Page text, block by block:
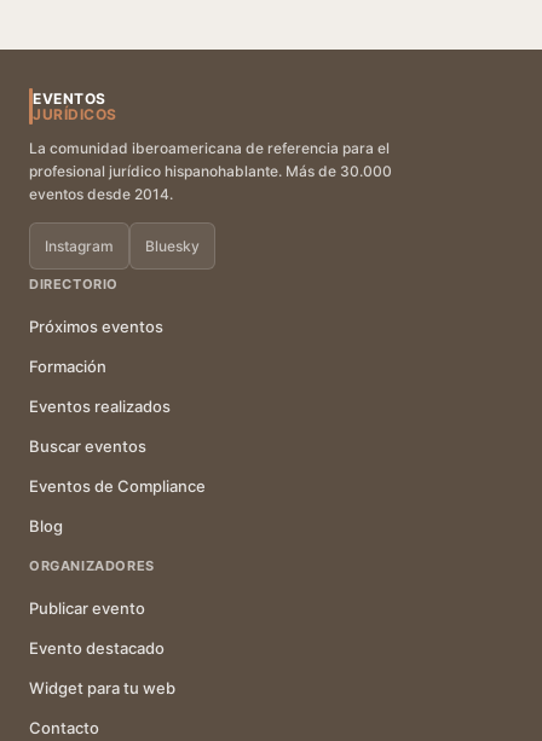
EVENTOS
JURÍDICOS
La comunidad iberoamericana de referencia para el
profesional jurídico hispanohablante. Más de 30.000
eventos desde 2014.
Instagram Bluesky
DIRECTORIO
Próximos eventos
Formación
Eventos realizados
Buscar eventos
Eventos de Compliance
Blog
ORGANIZADORES
Publicar evento
Evento destacado
Widget para tu web
Contacto